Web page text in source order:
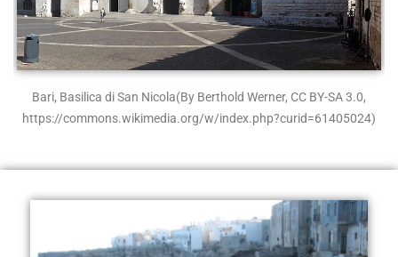
Bari, Basilica di San Nicola(By Berthold Werner, CC BY-SA 3.0,
https://commons.wikimedia.org/w/index.php?curid=61405024)